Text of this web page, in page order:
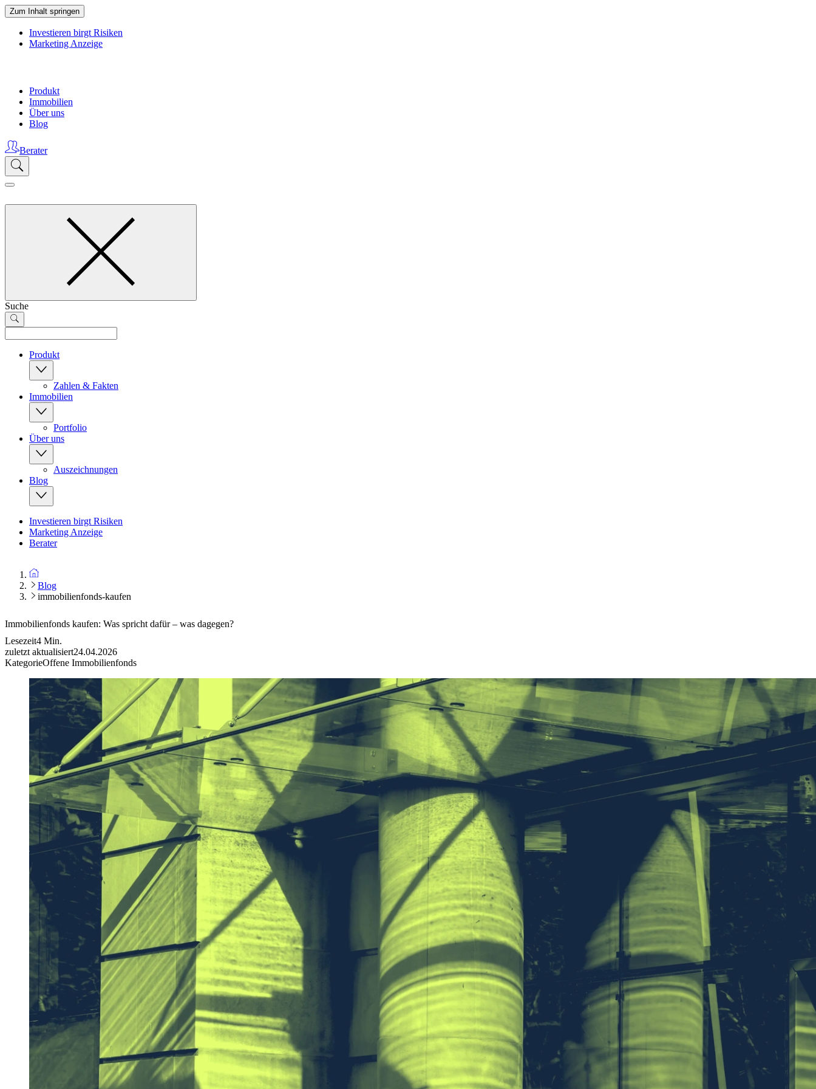
Zum Inhalt springen
Investieren birgt Risiken
Marketing Anzeige
Produkt
Immobilien
Über uns
Blog
Berater
Suche
Produkt
Zahlen & Fakten
Immobilien
Portfolio
Über uns
Auszeichnungen
Blog
Investieren birgt Risiken
Marketing Anzeige
Berater
Blog
immobilienfonds-kaufen
Immobilienfonds kaufen: Was spricht dafür – was dagegen?
Lesezeit4 Min.
zuletzt aktualisiert24.04.2026
KategorieOffene Immobilienfonds